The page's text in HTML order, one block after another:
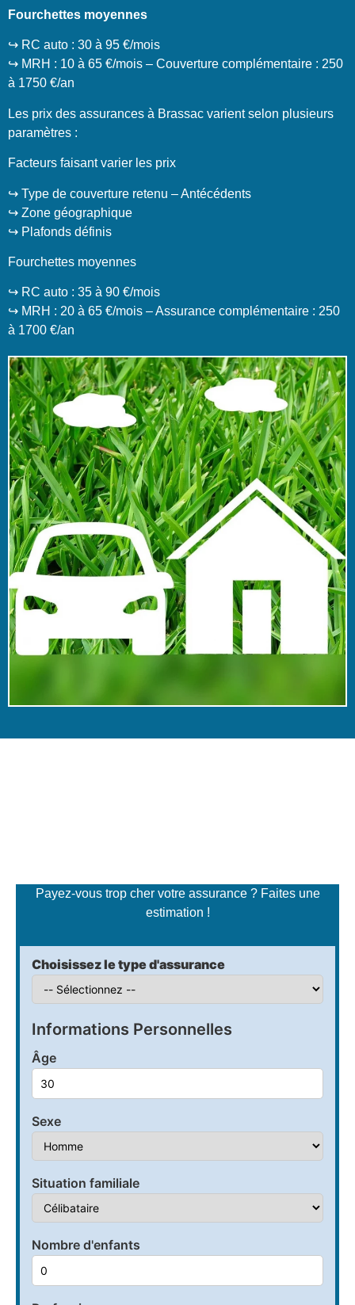
Fourchettes moyennes
↪️ RC auto : 30 à 95 €/mois
↪️ MRH : 10 à 65 €/mois – Couverture complémentaire : 250
à 1750 €/an
Les prix des assurances à Brassac varient selon plusieurs
paramètres :
Facteurs faisant varier les prix
↪️ Type de couverture retenu – Antécédents
↪️ Zone géographique
↪️ Plafonds définis
Fourchettes moyennes
↪️ RC auto : 35 à 90 €/mois
↪️ MRH : 20 à 65 €/mois – Assurance complémentaire : 250
à 1700 €/an
Payez-vous trop cher votre assurance ? Faites une
estimation !
Choisissez le type d'assurance
Informations Personnelles
Âge
Sexe
Situation familiale
Nombre d'enfants